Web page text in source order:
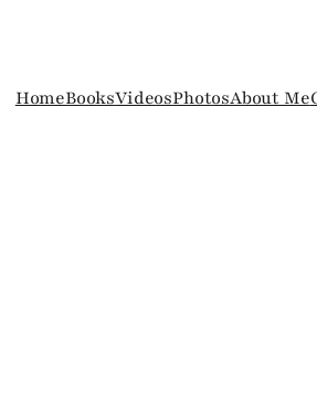
HomeBooksVideosPhotosAbout Me